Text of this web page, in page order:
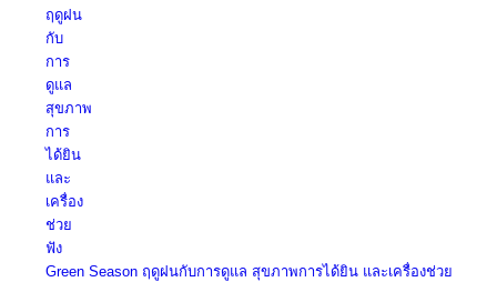
Green Season ฤดูฝนกับการดูแล สุขภาพการได้ยิน และเครื่องช่วย